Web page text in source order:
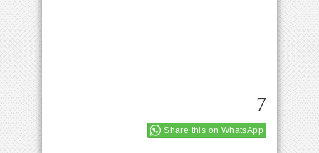
7
Share this on WhatsApp